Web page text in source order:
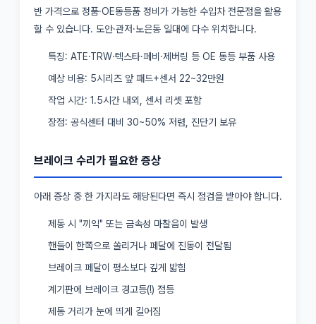
반 가격으로 정품·OE동등품 정비가 가능한 수입차 전문점을 활용
할 수 있습니다. 도안·관저·노은동 일대에 다수 위치합니다.
특징: ATE·TRW·텍스타·페비·제버링 등 OE 동등 부품 사용
예상 비용: 5시리즈 앞 패드+센서 22~32만원
작업 시간: 1.5시간 내외, 센서 리셋 포함
장점: 공식센터 대비 30~50% 저렴, 진단기 보유
브레이크 수리가 필요한 증상
아래 증상 중 한 가지라도 해당된다면 즉시 점검을 받아야 합니다.
제동 시 "끼익" 또는 금속성 마찰음이 발생
핸들이 한쪽으로 쏠리거나 페달에 진동이 전달됨
브레이크 페달이 평소보다 깊게 밟힘
계기판에 브레이크 경고등(!) 점등
제동 거리가 눈에 띄게 길어짐